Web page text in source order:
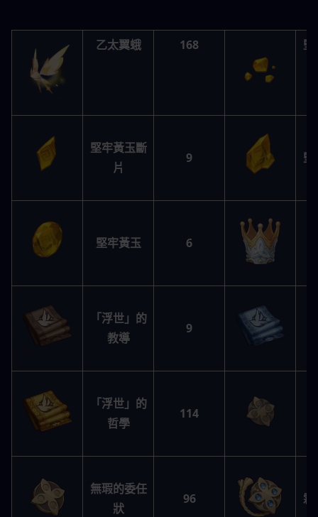
乙太翼蛾 168 堅
堅牢黃玉斷
片
9 堅
堅牢黃玉 6
「浮世」的
教導
9
「浮世」的
哲學
114
無瑕的委任
狀
96 霜